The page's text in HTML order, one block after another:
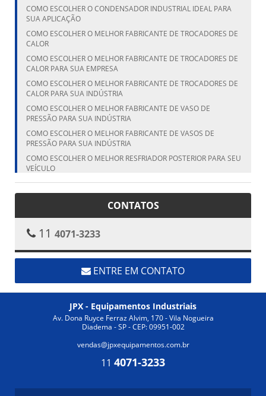
COMO ESCOLHER O CONDENSADOR INDUSTRIAL IDEAL PARA
SUA APLICAÇÃO
COMO ESCOLHER O MELHOR FABRICANTE DE TROCADORES DE
CALOR
COMO ESCOLHER O MELHOR FABRICANTE DE TROCADORES DE
CALOR PARA SUA EMPRESA
COMO ESCOLHER O MELHOR FABRICANTE DE TROCADORES DE
CALOR PARA SUA INDÚSTRIA
COMO ESCOLHER O MELHOR FABRICANTE DE VASO DE
PRESSÃO PARA SUA INDÚSTRIA
COMO ESCOLHER O MELHOR FABRICANTE DE VASOS DE
PRESSÃO PARA SUA INDÚSTRIA
COMO ESCOLHER O MELHOR RESFRIADOR POSTERIOR PARA SEU
VEÍCULO
COMO ESCOLHER O MELHOR RESFRIADOR POSTERIOR PARA SEU
VEÍCULO
COMO ESCOLHER O MELHOR VASO DE PRESSÃO FABRICANTE
PARA SUA NECESSIDADE
COMO ESCOLHER O TANQUE CILÍNDRICO VERTICAL IDEAL PARA
COMO ESCOLHER O TANQUE VERTICAL IDEAL PARA SUA
COMO ESCOLHER O TROCADOR DE CALOR ALETADO IDEAL
PARA SUA INDÚSTRIA
COMO ESCOLHER O TROCADOR DE CALOR ALETADO IDEAL
PARA SUA NECESSIDADE
PARA SUA NECESSIDADE
COMO ESCOLHER O TROCADOR DE CALOR INDUSTRIAL IDEAL
CONTATOS
11 4071-3233
ENTRE EM CONTATO
JPX - Equipamentos Industriais
Av. Dona Ruyce Ferraz Alvim, 170 - Vila Nogueira
Diadema - SP - CEP: 09951-002
vendas@jpxequipamentos.com.br
11 4071-3233